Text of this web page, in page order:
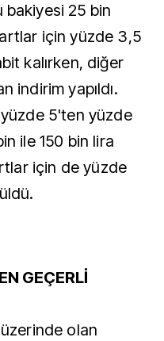
bakiyesi 25 bin
için yüzde 3,5
kalırken, diğer
indirim yapıldı.
5'ten yüzde
ile 150 bin lira
için de yüzde
GEÇERLİ
olan